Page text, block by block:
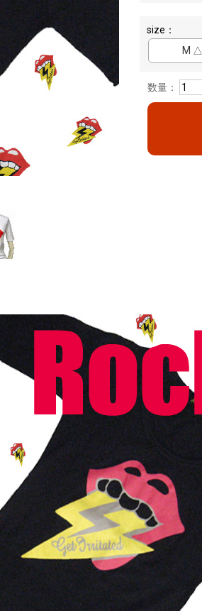
size：
M △
数量：